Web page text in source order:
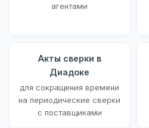
агентами
Акты сверки в
Диадоке
для сокращения времени
на периодические сверки
с поставщиками